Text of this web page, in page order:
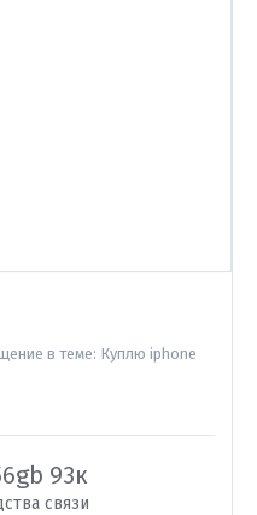
в теме: Куплю iphone
93к
связи